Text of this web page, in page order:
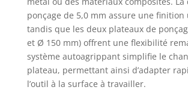
techniques :
5;0mm, Peu de
vibrations et
silencieux,
électrique
Poids de 1kg
seulement,
ponçage de 5,0 mm assure une finition
tandis que les deux plateaux de
et Ø 150 mm) offrent une flexibilité
système autoagrippant simplifie le
plateau, permettant ainsi d’adapter
l’outil à la surface à travailler.